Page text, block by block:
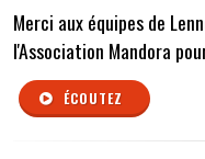
Merci aux équipes de
l'Association Mandora
ÉCOUTEZ